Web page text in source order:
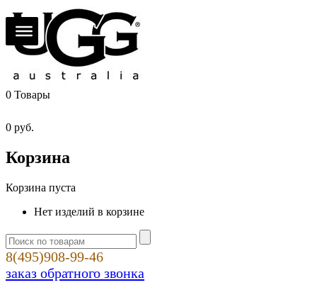
0 Товары
0 руб.
Корзина
Корзина пуста
Нет изделий в корзине
8(495)908-99-46
заказ обратного звонка